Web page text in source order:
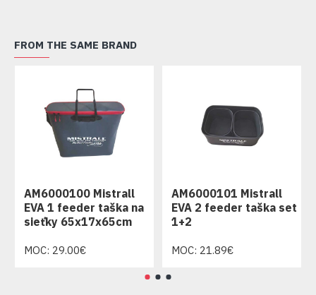
FROM THE SAME BRAND
AM6000100 Mistrall
EVA 1 feeder taška na
sieťky 65x17x65cm
MOC: 29.00€
AM6000101 Mistrall
EVA 2 feeder taška set
1+2
MOC: 21.89€